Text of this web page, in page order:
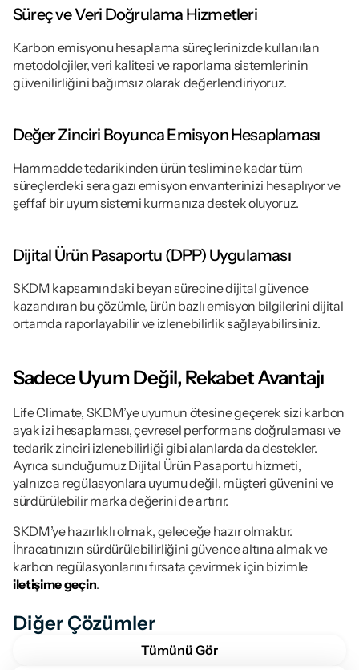
Süreç ve Veri Doğrulama Hizmetleri
Karbon emisyonu hesaplama süreçlerinizde kullanılan
metodolojiler, veri kalitesi ve raporlama sistemlerinin
güvenilirliğini bağımsız olarak değerlendiriyoruz.
Değer Zinciri Boyunca Emisyon Hesaplaması
Hammadde tedarikinden ürün teslimine kadar tüm
süreçlerdeki sera gazı emisyon envanterinizi hesaplıyor ve
şeffaf bir uyum sistemi kurmanıza destek oluyoruz.
Dijital Ürün Pasaportu (DPP) Uygulaması
SKDM kapsamındaki beyan sürecine dijital güvence
kazandıran bu çözümle, ürün bazlı emisyon bilgilerini dijital
ortamda raporlayabilir ve izlenebilirlik sağlayabilirsiniz.
Sadece Uyum Değil, Rekabet Avantajı
Life Climate, SKDM’ye uyumun ötesine geçerek sizi karbon
ayak izi hesaplaması, çevresel performans doğrulaması ve
tedarik zinciri izlenebilirliği gibi alanlarda da destekler.
Ayrıca sunduğumuz Dijital Ürün Pasaportu hizmeti,
yalnızca regülasyonlara uyumu değil, müşteri güvenini ve
sürdürülebilir marka değerini de artırır.
SKDM’ye hazırlıklı olmak, geleceğe hazır olmaktır.
İhracatınızın sürdürülebilirliğini güvence altına almak ve
iletişime geçin.
Diğer Çözümler
Tümünü Gör